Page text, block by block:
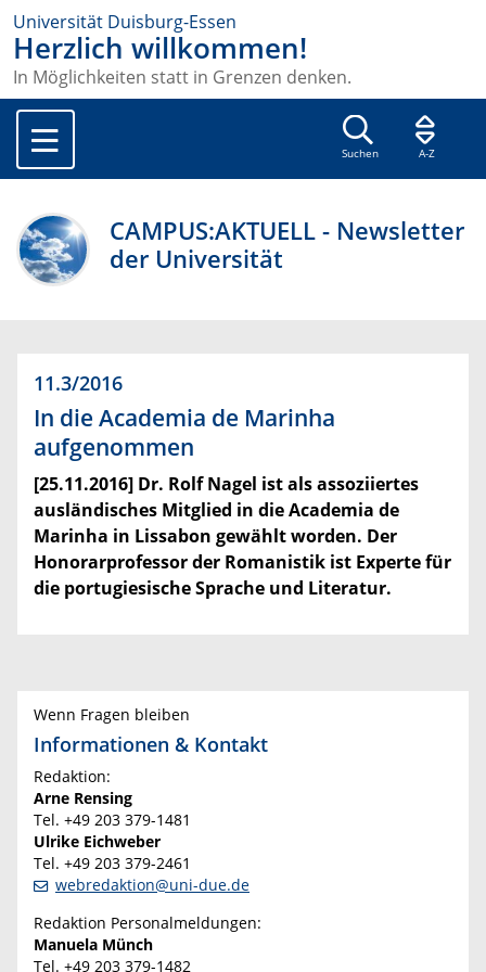
Universität Duisburg-Essen
Herzlich willkommen!
In Möglichkeiten statt in Grenzen denken.
Suchen A-Z
CAMPUS:AKTUELL - Newsletter
der Universität
11.3/2016
In die Academia de Marinha
aufgenommen
[25.11.2016] Dr. Rolf Nagel ist als assoziiertes
ausländisches Mitglied in die Academia de
Marinha in Lissabon gewählt worden. Der
Honorarprofessor der Romanistik ist Experte für
die portugiesische Sprache und Literatur.
Wenn Fragen bleiben
Informationen & Kontakt
Redaktion:
Arne Rensing
Tel. +49 203 379-1481
Ulrike Eichweber
Tel. +49 203 379-2461
webredaktion@uni-due.de
Redaktion Personalmeldungen:
Manuela Münch
Tel. +49 203 379-1482